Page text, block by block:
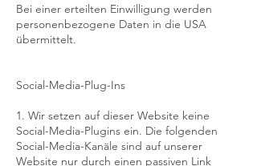
Bei einer erteilten Einwilligung werden
personenbezogene Daten in die USA
übermittelt.
Social-Media-Plug-Ins
1. Wir setzen auf dieser Website keine
Social-Media-Plugins ein. Die folgenden
Social-Media-Kanäle sind auf unserer
Website nur durch einen passiven Link